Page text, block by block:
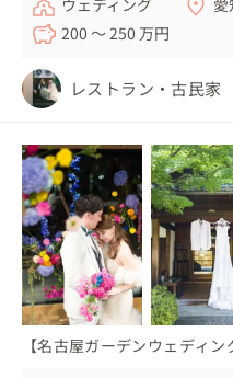
200 〜 250 万円
レストラン・古民家
【名古屋ガーデンウェディ